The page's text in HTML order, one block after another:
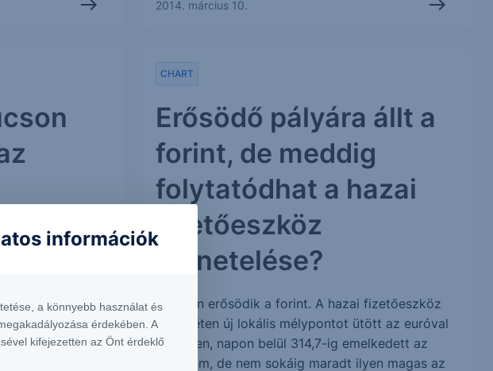
2014. március 10.
az S&P500
maguk
az index. Közel...
Erősödő pályára állt a
forint, de meddig
folytatódhat a hazai
fizetőeszköz
menetelése?
CHART
Stabilan erősödik a forint. A hazai fizetőeszköz
múlt héten új lokális mélypontot ütött az euróval
szemben, napon belül 314,7-ig emelkedett az
árfolyam, de nem sokáig maradt ilyen magas az
információk
a könnyebb használat és
érdekében. A
kifejezetten az Önt érdeklő